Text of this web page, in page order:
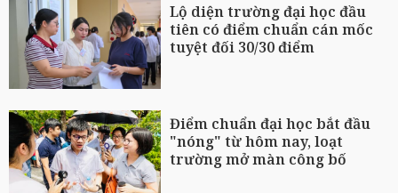
Lộ diện trường đại học đầu
tiên có điểm chuẩn cán mốc
tuyệt đối 30/30 điểm
Điểm chuẩn đại học bắt đầu
"nóng" từ hôm nay, loạt
trường mở màn công bố